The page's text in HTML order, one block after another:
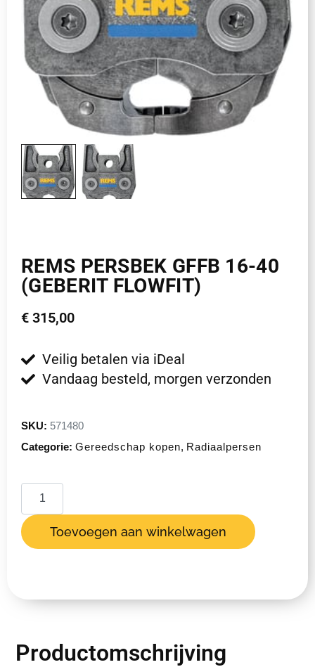
REMS PERSBEK GFFB 16-40
(GEBERIT FLOWFIT)
€ 315,00
Veilig betalen via iDeal
Vandaag besteld, morgen verzonden
SKU: 571480
Categorie: Gereedschap kopen, Radiaalpersen
Toevoegen aan winkelwagen
Productomschrijving